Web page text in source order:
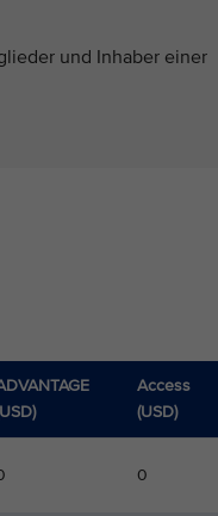
und Inhaber einer
Access
(USD)
0